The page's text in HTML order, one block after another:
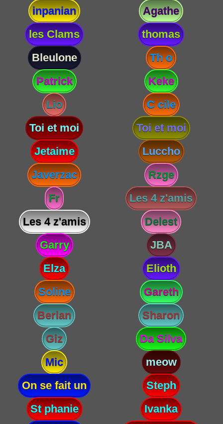
inpanian
Agathe
les Clams
thomas
Bleulone
Th o
Patrick
Keke
Lio
C cile
Toi et moi
Toi et moi
Jetaime
Luccho
Javerzac
Rzge
Fr
Les 4 z'amis
Les 4 z'amis
Delest
Garry
JBA
Elza
Elioth
Soline
Gareth
Berian
Sharon
Giz
Da Silva
Mic
meow
On se fait un
Steph
St phanie
Ivanka